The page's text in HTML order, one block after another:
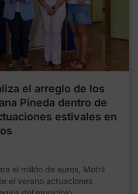
el arreglo de los
Pineda dentro de
estivales en
el millón de euros, Motril
el verano actuaciones